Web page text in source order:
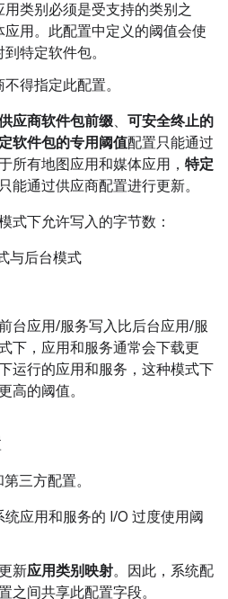
类别必须是受支持的类别之
用。此配置中定义的阈值会使
到特定软件包。
得指定此配置。
应商软件包前缀、 可安全终止的
软件包的专用阈值配置只能通过
所有地图应用和媒体应用， 特定
能通过供应商配置进行更新。
式下允许写入的字节数：
与后台模式
台应用/服务写入比后台应用/服
下，应用和服务通常会下载更
运行的应用和服务，这种模式下
高的阈值。
三方配置。
应用和服务的 I/O 过度使用阈
新应用类别映射。因此，系统配
之间共享此配置字段。